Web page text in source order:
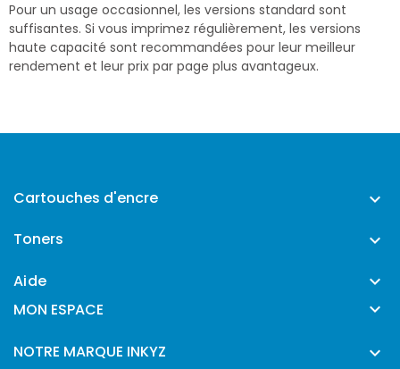
Pour un usage occasionnel, les versions standard sont
suffisantes. Si vous imprimez régulièrement, les versions
haute capacité sont recommandées pour leur meilleur
rendement et leur prix par page plus avantageux.
Cartouches d'encre 
Toners 
Aide 
MON ESPACE 
NOTRE MARQUE INKYZ 